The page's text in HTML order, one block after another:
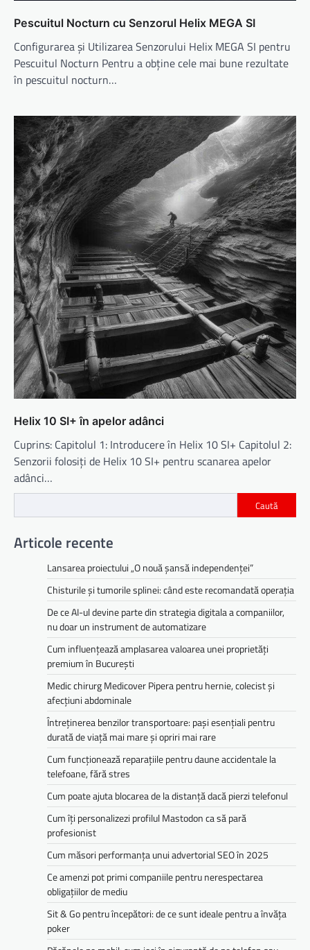
Pescuitul Nocturn cu Senzorul Helix MEGA SI
Configurarea și Utilizarea Senzorului Helix MEGA SI pentru
Pescuitul Nocturn Pentru a obține cele mai bune rezultate
în pescuitul nocturn…
Helix 10 SI+ în apelor adânci
Cuprins: Capitolul 1: Introducere în Helix 10 SI+ Capitolul 2:
Senzorii folosiți de Helix 10 SI+ pentru scanarea apelor
adânci…
Caută
Articole recente
Lansarea proiectului „O nouă șansă independenței”
Chisturile și tumorile splinei: când este recomandată operația
De ce AI-ul devine parte din strategia digitala a companiilor,
nu doar un instrument de automatizare
Cum influențează amplasarea valoarea unei proprietăți
premium în București
Medic chirurg Medicover Pipera pentru hernie, colecist și
afecțiuni abdominale
Întreținerea benzilor transportoare: pași esențiali pentru
durată de viață mai mare și opriri mai rare
Cum funcționează reparațiile pentru daune accidentale la
telefoane, fără stres
Cum poate ajuta blocarea de la distanță dacă pierzi telefonul
Cum îți personalizezi profilul Mastodon ca să pară
profesionist
Cum măsori performanța unui advertorial SEO în 2025
Ce amenzi pot primi companiile pentru nerespectarea
obligațiilor de mediu­­
Sit & Go pentru începători: de ce sunt ideale pentru a învăța
poker